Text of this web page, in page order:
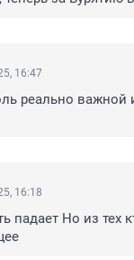
16:47
реально важной
16:18
падает Но из тех